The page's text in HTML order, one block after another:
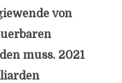
von
muss. 2021